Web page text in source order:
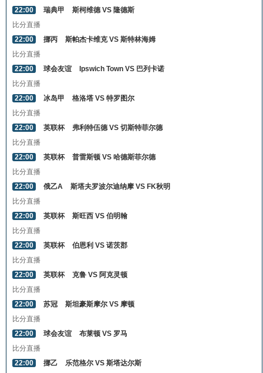
22:00
瑞典甲
斯柯维德 VS 隆德斯
比分直播
22:00
挪丙
斯帕杰卡维克 VS 斯特林海姆
比分直播
22:00
球会友谊
Ipswich Town VS 巴列卡诺
比分直播
22:00
冰岛甲
格洛塔 VS 特罗图尔
比分直播
22:00
英联杯
弗利特伍德 VS 切斯特菲尔德
比分直播
22:00
英联杯
普雷斯顿 VS 哈德斯菲尔德
比分直播
22:00
俄乙A
斯塔夫罗波尔迪纳摩 VS FK秋明
比分直播
22:00
英联杯
斯旺西 VS 伯明翰
比分直播
22:00
英联杯
伯恩利 VS 诺茨郡
比分直播
22:00
英联杯
克鲁 VS 阿克灵顿
比分直播
22:00
苏冠
斯坦豪斯摩尔 VS 摩顿
比分直播
22:00
球会友谊
布莱顿 VS 罗马
比分直播
22:00
挪乙 乐范格尔 VS 斯塔达尔斯